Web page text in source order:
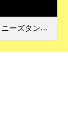
(R8.8.4）.pdf